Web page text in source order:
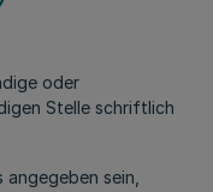
oder
Stelle schriftlich
sein,